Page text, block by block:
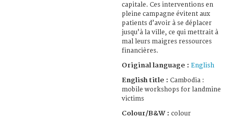
capitale. Ces interventions en
pleine campagne évitent aux
patients d’avoir à se déplacer
jusqu’à la ville, ce qui mettrait à
mal leurs maigres ressources
financières.
Original language : English
English title : Cambodia :
mobile workshops for landmine
victims
Colour/B&W : colour